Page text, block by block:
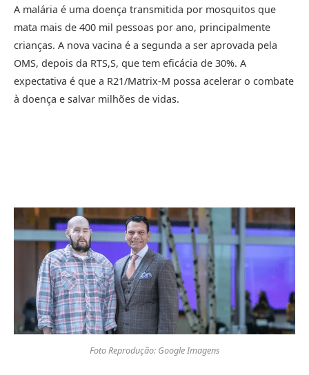
A malária é uma doença transmitida por mosquitos que
mata mais de 400 mil pessoas por ano, principalmente
crianças. A nova vacina é a segunda a ser aprovada pela
OMS, depois da RTS,S, que tem eficácia de 30%. A
expectativa é que a R21/Matrix-M possa acelerar o combate
à doença e salvar milhões de vidas.
Foto Reprodução: Google Imagens